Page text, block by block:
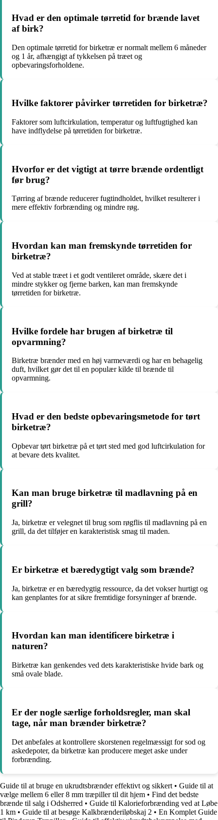
Hvad er den optimale tørretid for brænde lavet
af birk?
Den optimale tørretid for birketræ er normalt mellem 6 måneder
og 1 år, afhængigt af tykkelsen på træet og
opbevaringsforholdene.
Hvilke faktorer påvirker tørretiden for birketræ?
Faktorer som luftcirkulation, temperatur og luftfugtighed kan
have indflydelse på tørretiden for birketræ.
Hvorfor er det vigtigt at tørre brænde ordentligt
før brug?
Tørring af brænde reducerer fugtindholdet, hvilket resulterer i
mere effektiv forbrænding og mindre røg.
Hvordan kan man fremskynde tørretiden for
birketræ?
Ved at stable træet i et godt ventileret område, skære det i
mindre stykker og fjerne barken, kan man fremskynde
tørretiden for birketræ.
Hvilke fordele har brugen af birketræ til
opvarmning?
Birketræ brænder med en høj varmeværdi og har en behagelig
duft, hvilket gør det til en populær kilde til brænde til
opvarmning.
Hvad er den bedste opbevaringsmetode for tørt
birketræ?
Opbevar tørt birketræ på et tørt sted med god luftcirkulation for
at bevare dets kvalitet.
Kan man bruge birketræ til madlavning på en
grill?
Ja, birketræ er velegnet til brug som røgflis til madlavning på en
grill, da det tilføjer en karakteristisk smag til maden.
Er birketræ et bæredygtigt valg som brænde?
Ja, birketræ er en bæredygtig ressource, da det vokser hurtigt og
kan genplantes for at sikre fremtidige forsyninger af brænde.
Hvordan kan man identificere birketræ i
naturen?
Birketræ kan genkendes ved dets karakteristiske hvide bark og
små ovale blade.
Er der nogle særlige forholdsregler, man skal
tage, når man brænder birketræ?
Det anbefales at kontrollere skorstenen regelmæssigt for sod og
askedepoter, da birketræ kan producere meget aske under
forbrænding.
Guide til at bruge en ukrudtsbrænder effektivt og sikkert • Guide til at
vælge mellem 6 eller 8 mm træpiller til dit hjem • Find det bedste
brænde til salg i Odsherred • Guide til Kalorieforbrænding ved at Løbe
1 km • Guide til at besøge Kalkbrænderiløbskaj 2 • En Komplet Guide